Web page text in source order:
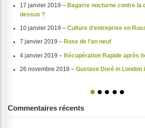
17 janvier 2019 – Bagarre nocturne contre la
dessus ?
10 janvier 2019 – Culture d’entreprise en
7 janvier 2019 – Rose de l’an neuf
4 janvier 2019 – Récupération Rapide après
26 novembre 2018 – Gustave Doré in London
1 2 3 4 5
Commentaires récents